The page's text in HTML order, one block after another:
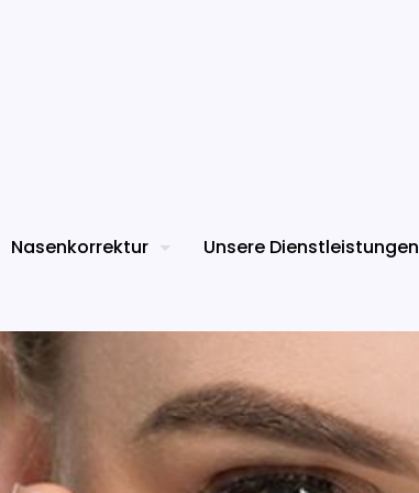
Nasenkorrektur Unsere Dienstleistungen